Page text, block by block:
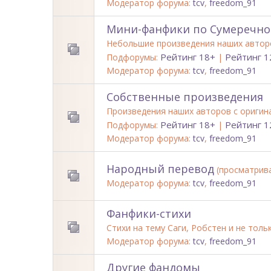
Модератор форума:tcv, freedom_91
Мини-фанфики по
Небольшие произведения наших
Подфорумы: Рейтинг 18+ | Рейтинг
Модератор форума:tcv, freedom_91
Собственные произведения
Произведения наших авторов с
Подфорумы: Рейтинг 18+ | Рейтинг
Модератор форума:tcv, freedom_91
Народный перевод
Модератор форума:tcv, freedom_91
Фанфики-стихи
Стихи на тему Саги, Робстен и не
Модератор форума:tcv, freedom_91
Другие фандомы